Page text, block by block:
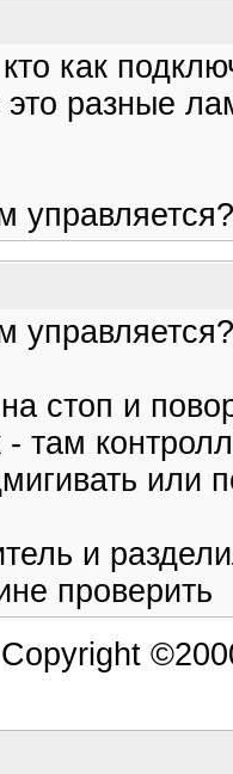
как
это разные
стоп и
- там
или
и
проверить